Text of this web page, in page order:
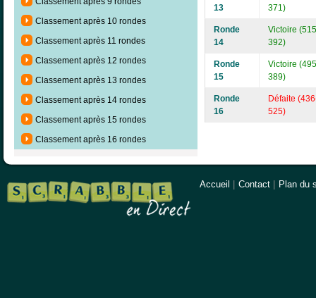
Classement après 10 rondes
Classement après 11 rondes
Classement après 12 rondes
Classement après 13 rondes
Classement après 14 rondes
Classement après 15 rondes
Classement après 16 rondes
13
371)
Ronde
14
Victoire
392)
Ronde
15
Victoire
389)
Ronde
16
Défaite
525)
Accueil Contact Plan du